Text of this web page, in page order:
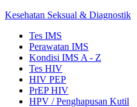
Kesehatan Seksual & Diagnostik
Tes IMS
Perawatan IMS
Kondisi IMS A - Z
Tes HIV
HIV PEP
PrEP HIV
HPV / Penghapusan Kutil